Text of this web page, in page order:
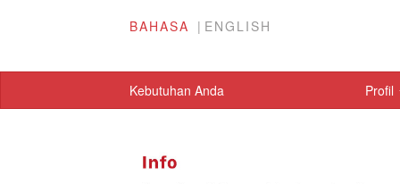
BAHASA ENGLISH
Kebutuhan Anda Profil